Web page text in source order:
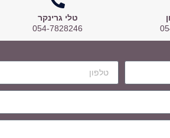
טלי גרינקר
054-7828246